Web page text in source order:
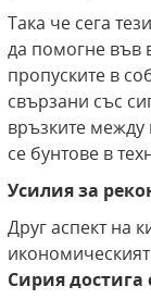
Така че сега
да помогне във
пропуските в
свързани със
връзките
се бунтове в
Усилия за
Друг аспект на
Сирия